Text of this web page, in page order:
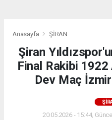
Anasayfa ŞİRAN
Şiran
Final Rakibi
Dev Maç
20.05.2026 - 15:44,